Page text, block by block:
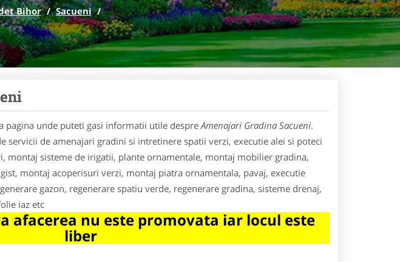
Bihor / Sacueni /
pagina unde puteti gasi informatii utile despreAmenajari Gradina Sacueni.
servicii de amenajari gradini si intretinere spatii verzi, executie alei si poteci
montaj sisteme de irigatii, plante ornamentale, montaj mobilier gradina,
montaj acoperisuri verzi, montaj piatra ornamentala, pavaj, executie
gazon, regenerare spatiu verde, regenerare gradina, sisteme drenaj,
iaz etc
afacerea nu este promovata iar locul este
liber